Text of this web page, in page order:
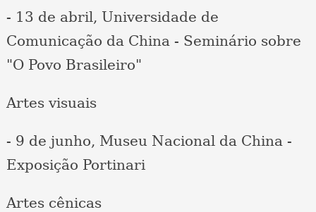
- 13 de abril, Universidade de
Comunicação da China - Seminário sobre
"O Povo Brasileiro"
Artes visuais
- 9 de junho, Museu Nacional da China -
Exposição Portinari
Artes cênicas